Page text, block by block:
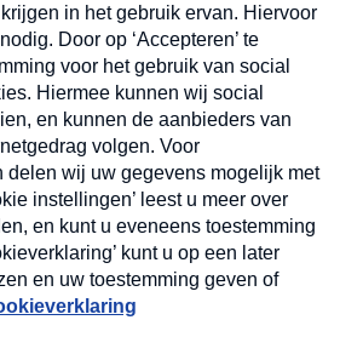
abonnement op onze
en dinsdagochtend in uw